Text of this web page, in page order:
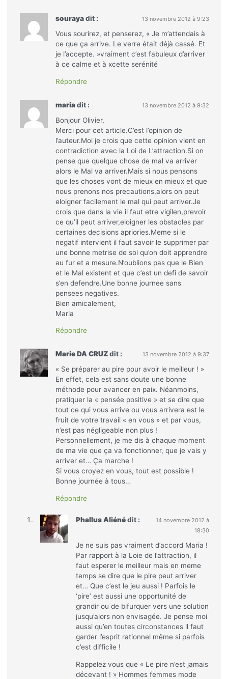
souraya dit : 13 novembre 2012 à 9:23
Vous sourirez, et penserez, « Je m’attendais à
ce que ça arrive. Le verre était déjà cassé. Et
je l’accepte. »vraiment c’est fabuleux d’arriver
à ce calme et à xcette serénité
Répondre
maria dit : 13 novembre 2012 à 9:32
Bonjour Olivier,
Merci pour cet article.C’est l’opinion de
l’auteur.Moi je crois que cette opinion vient en
contradiction avec la Loi de L’attraction.Si on
pense que quelque chose de mal va arriver
alors le Mal va arriver.Mais si nous pensons
que les choses vont de mieux en mieux et que
nous prenons nos precautions,alors on peut
eloigner facilement le mal qui peut arriver.Je
crois que dans la vie il faut etre vigilen,prevoir
ce qu’il peut arriver,eloigner les obstacles par
certaines decisions apriories.Meme si le
negatif intervient il faut savoir le supprimer par
une bonne metrise de soi qu’on doit apprendre
au fur et a mesure.N’oublions pas que le Bien
et le Mal existent et que c’est un defi de savoir
s’en defendre.Une bonne journee sans
pensees negatives.
Bien amicalement,
Maria
Répondre
Marie DA CRUZ dit : 13 novembre 2012 à 9:37
« Se préparer au pire pour avoir le meilleur ! »
En effet, cela est sans doute une bonne
méthode pour avancer en paix. Néanmoins,
pratiquer la « pensée positive » et se dire que
tout ce qui vous arrive ou vous arrivera est le
fruit de votre travail « en vous » et par vous,
n’est pas négligeable non plus !
Personnellement, je me dis à chaque moment
de ma vie que ça va fonctionner, que je vais y
arriver et… Ça marche !
Si vous croyez en vous, tout est possible !
Bonne journée à tous…
Répondre
Phallus Aliéné dit :
14 novembre 2012 à
18:30
Je ne suis pas vraiment d’accord Maria !
Par rapport à la Loie de l’attraction, il
faut esperer le meilleur mais en meme
temps se dire que le pire peut arriver
et… Que c’est le jeu aussi ! Parfois le
‘pire’ est aussi une opportunité de
grandir ou de bifurquer vers une solution
jusqu’alors non envisagée. Je pense moi
aussi qu’en toutes circonstances il faut
garder l’esprit rationnel même si parfois
c’est difficile !
Rappelez vous que « Le pire n’est jamais
décevant ! » Hommes femmes mode